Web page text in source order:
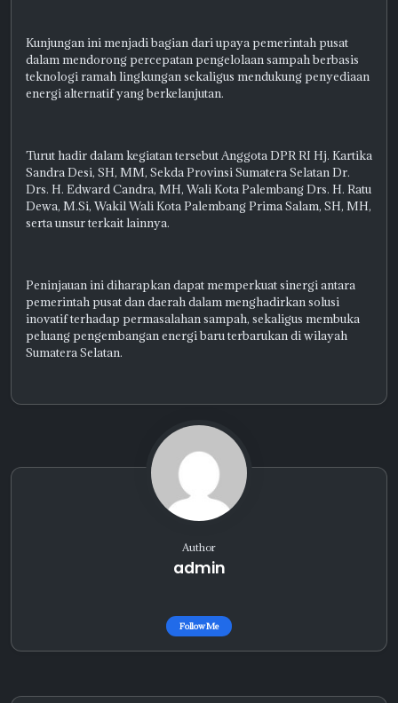
Kunjungan ini menjadi bagian dari upaya pemerintah pusat
dalam mendorong percepatan pengelolaan sampah berbasis
teknologi ramah lingkungan sekaligus mendukung penyediaan
energi alternatif yang berkelanjutan.
Turut hadir dalam kegiatan tersebut Anggota DPR RI Hj. Kartika
Sandra Desi, SH, MM, Sekda Provinsi Sumatera Selatan Dr.
Drs. H. Edward Candra, MH, Wali Kota Palembang Drs. H. Ratu
Dewa, M.Si, Wakil Wali Kota Palembang Prima Salam, SH, MH,
serta unsur terkait lainnya.
Peninjauan ini diharapkan dapat memperkuat sinergi antara
pemerintah pusat dan daerah dalam menghadirkan solusi
inovatif terhadap permasalahan sampah, sekaligus membuka
peluang pengembangan energi baru terbarukan di wilayah
Sumatera Selatan.
Author
admin
Follow Me